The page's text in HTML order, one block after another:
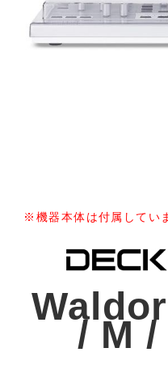
※機器本体は付属してい
/ M